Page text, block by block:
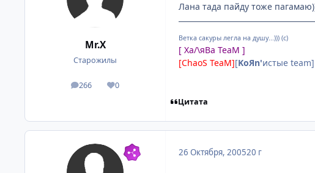
Mr.X
Старожилы
266
посты 0
Репутация
Лана тада пайду тоже
Ветка сакуры легла на душу...))) (с)
[ Ха/\яВа TeaM ]
[ChaoS TeaM][KoЯn'истые team]
Цитата
26 Октября, 200520 г